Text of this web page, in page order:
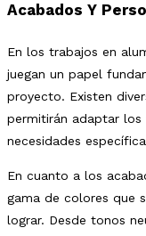
Acabados Y
En los trabajos en
juegan un papel
proyecto. Existen
permitirán adaptar
necesidades
En cuanto a los
gama de colores que
lograr. Desde tonos